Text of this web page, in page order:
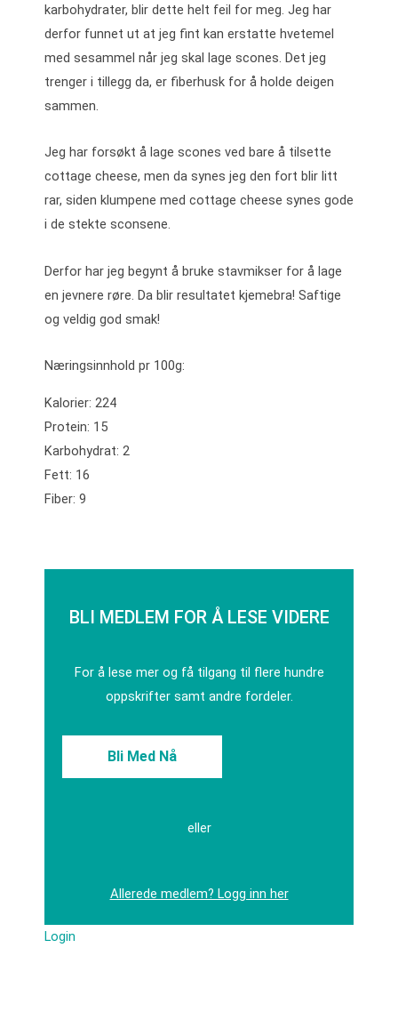
karbohydrater, blir dette helt feil for meg. Jeg har
derfor funnet ut at jeg fint kan erstatte hvetemel
med sesammel når jeg skal lage scones. Det jeg
trenger i tillegg da, er fiberhusk for å holde deigen
sammen.
Jeg har forsøkt å lage scones ved bare å tilsette
cottage cheese, men da synes jeg den fort blir litt
rar, siden klumpene med cottage cheese synes gode
i de stekte sconsene.
Derfor har jeg begynt å bruke stavmikser for å lage
en jevnere røre. Da blir resultatet kjemebra! Saftige
og veldig god smak!
Næringsinnhold pr 100g:
Kalorier: 224
Protein: 15
Karbohydrat: 2
Fett: 16
Fiber: 9
BLI MEDLEM FOR Å LESE VIDERE
For å lese mer og få tilgang til flere hundre
oppskrifter samt andre fordeler.
Bli Med Nå
eller
Allerede medlem? Logg inn her
Login